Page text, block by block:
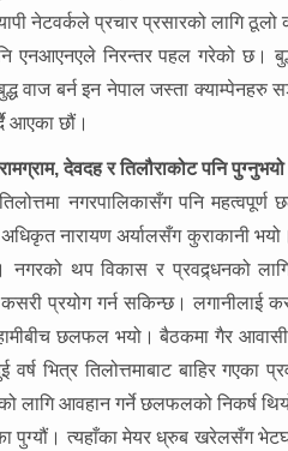
नेटवर्कले प्रचार प्रसारको लागि ठूलो
एनआएनएले निरन्तर पहल गरेको
वाज बर्न इन नेपाल जस्ता
आएका छौं।
देवदह र तिलौराकोट पनि
नगरपालिकासँग पनि
नारायण अर्यालसँग कुराकानी
नगरको थप विकास र प्रवद्र्धनको
प्रयोग गर्न सकिन्छ।
छलफल भयो। बैठकमा गैर
भित्र तिलोत्तमाबाट बाहिर गएका
लागि आवहान गर्ने छलफलको
पुग्यौं। त्यहाँका मेयर ध्रुब खरेलसँग